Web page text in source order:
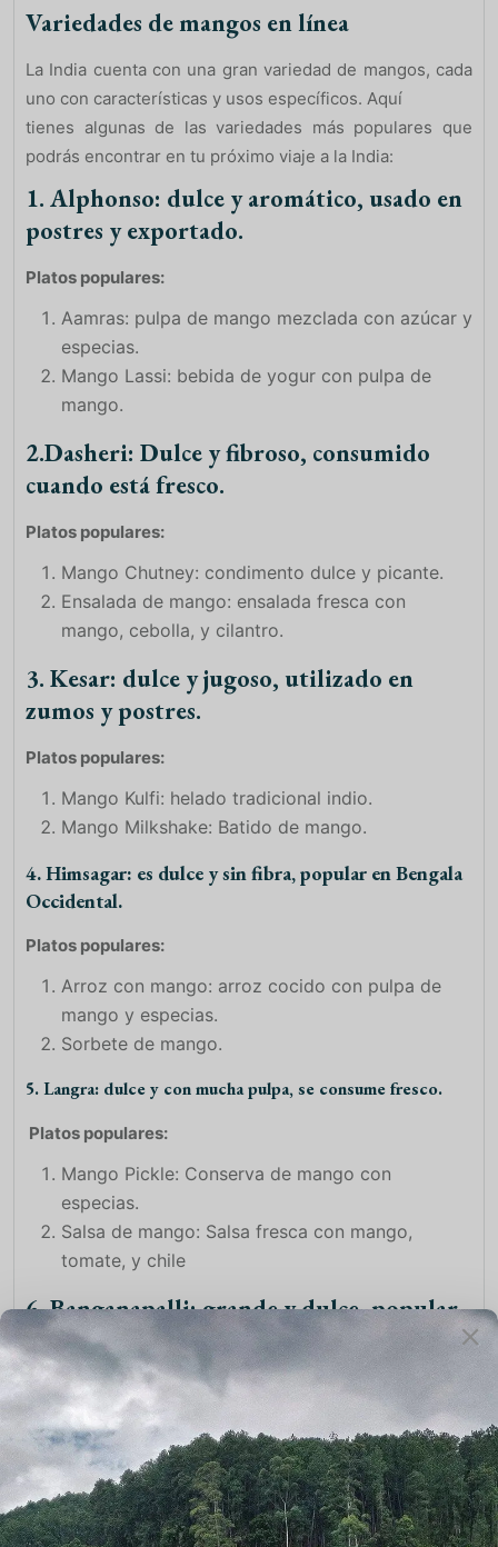
Variedades de mangos en línea
La India cuenta con una gran variedad de mangos, cada
uno con características y usos específicos. Aquí
tienes algunas de las variedades más populares que
podrás encontrar en tu próximo viaje a la India:
1. Alphonso: dulce y aromático, usado en
postres y exportado.
Platos populares:
Aamras: pulpa de mango mezclada con azúcar y
especias.
Mango Lassi: bebida de yogur con pulpa de
mango.
2.Dasheri: Dulce y fibroso, consumido
cuando está fresco.
Platos populares:
Mango Chutney: condimento dulce y picante.
Ensalada de mango: ensalada fresca con
mango, cebolla, y cilantro.
3. Kesar: dulce y jugoso, utilizado en
zumos y postres.
Platos populares:
Mango Kulfi: helado tradicional indio.
Mango Milkshake: Batido de mango.
4. Himsagar: es dulce y sin fibra, popular en Bengala
Occidental.
Platos populares:
Arroz con mango: arroz cocido con pulpa de
mango y especias.
Sorbete de mango.
5. Langra: dulce y con mucha pulpa, se consume fresco.
Platos populares:
Mango Pickle: Conserva de mango con
especias.
Salsa de mango: Salsa fresca con mango,
tomate, y chile
6. Banganapalli: grande y dulce, popular
en Andhra Pradesh.
Platos populares:
Pudín de mango.
Smoothie de mango: Batido de mango y
plátano.
Las temporadas de consumo varían ya que cada mango